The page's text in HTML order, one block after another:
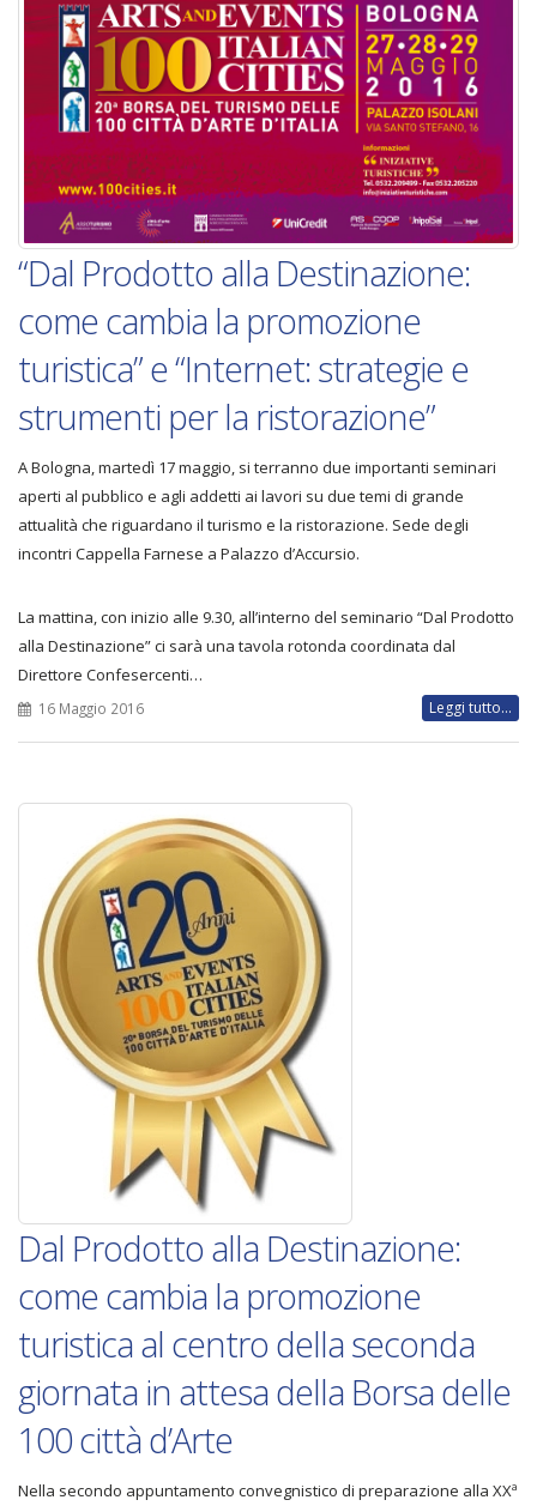
“Dal Prodotto alla Destinazione:
come cambia la promozione
turistica” e “Internet: strategie e
strumenti per la ristorazione”
A Bologna, martedì 17 maggio, si terranno due importanti seminari
aperti al pubblico e agli addetti ai lavori su due temi di grande
attualità che riguardano il turismo e la ristorazione. Sede degli
incontri Cappella Farnese a Palazzo d’Accursio.
La mattina, con inizio alle 9.30, all’interno del seminario “Dal Prodotto
alla Destinazione” ci sarà una tavola rotonda coordinata dal
Direttore Confesercenti…
16 Maggio 2016 Leggi tutto...
Dal Prodotto alla Destinazione:
come cambia la promozione
turistica al centro della seconda
giornata in attesa della Borsa delle
100 città d’Arte
Nella secondo appuntamento convegnistico di preparazione alla XXª